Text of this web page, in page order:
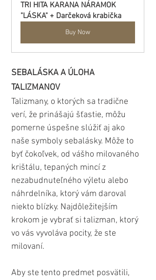
TRI HITA KARANA NÁRAMOK
"LÁSKA" + Darčeková krabička
Buy Now
SEBALÁSKA A ÚLOHA
TALIZMANOV
Talizmany, o ktorých sa tradične
verí, že prinášajú šťastie, môžu
pomerne úspešne slúžiť aj ako
naše symboly sebalásky. Môže to
byť čokoľvek, od vášho milovaného
krištálu, tepaných mincí z
nezabudnuteľného výletu alebo
náhrdelníka, ktorý vám daroval
niekto blízky. Najdôležitejším
krokom je vybrať si talizman, ktorý
vo vás vyvoláva pocity, že ste
milovaní.
Aby ste tento predmet posvätili,